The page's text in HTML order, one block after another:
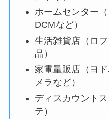
ホームセンター
DCMなど）
生活雑貨店（ロ
品）
家電量販店（ヨ
メラなど）
ディスカウント
テ）